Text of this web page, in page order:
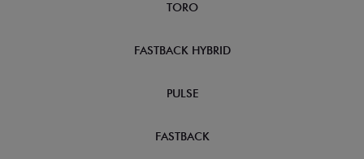
TORO
FASTBACK HYBRID
PULSE
FASTBACK